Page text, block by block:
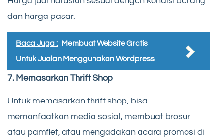
dan harga pasar.
Baca Juga : Membuat Website Gratis
Untuk Jualan Menggunakan Wordpress
7. Memasarkan Thrift Shop
Untuk memasarkan thrift shop, bisa
memanfaatkan media sosial, membuat brosur
atau pamflet, atau mengadakan acara promosi di